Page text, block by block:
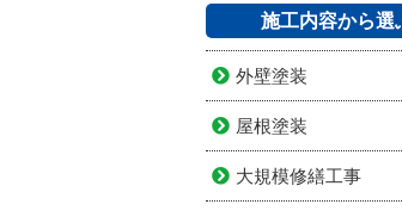
施工内容から選
外壁塗装
屋根塗装
大規模修繕工事